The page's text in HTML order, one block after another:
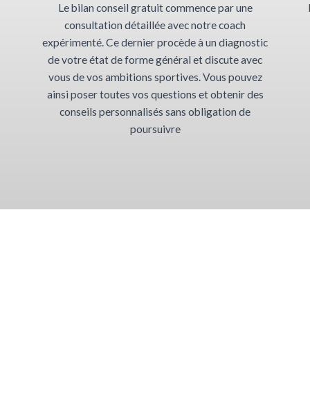
Le bilan conseil gratuit commence par une
consultation détaillée avec notre coach
expérimenté. Ce dernier procède à un diagnostic
de votre état de forme général et discute avec
vous de vos ambitions sportives. Vous pouvez
ainsi poser toutes vos questions et obtenir des
conseils personnalisés sans obligation de
poursuivre